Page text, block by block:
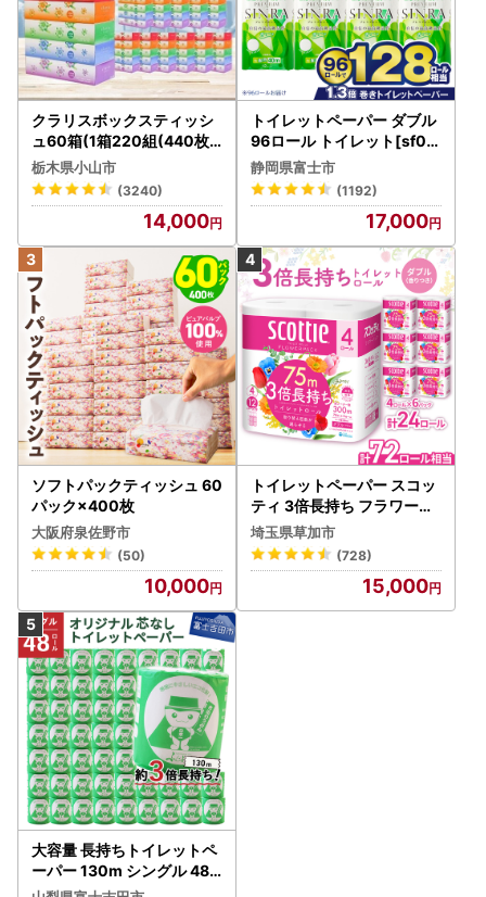
クラリスボックスティッシ
ュ60箱(1箱220組(440枚))
(5個入り×12セット)【配送
不可地域：離島・沖縄県】
【1256759】
栃木県小山市
(3240)
14,000
トイレットペーパー ダブル
96ロール トイレット[sf00
1-012]
静岡県富士市
(1192)
17,000
ソフトパックティッシュ 60
パック×400枚
大阪府泉佐野市
(50)
10,000
トイレットペーパー スコッ
ティ 3倍長持ち フラワーパ
ック 4ロール×6P
埼玉県草加市
(728)
15,000
大容量 長持ちトイレットペ
ーパー 130m シングル 48R
芯なし 3倍巻 トイレット